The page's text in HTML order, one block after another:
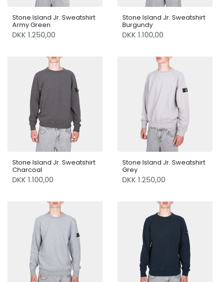
Stone Island Jr. Sweatshirt
Army Green
DKK 1.250,00
Stone Island Jr. Sweatshirt
Burgundy
DKK 1.100,00
Stone Island Jr. Sweatshirt
Charcoal
DKK 1.100,00
Stone Island Jr. Sweatshirt
Grey
DKK 1.250,00